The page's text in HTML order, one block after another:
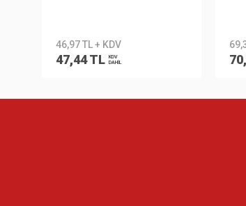
46,97 TL + KDV
47,44 TL
KDV
DAHİL